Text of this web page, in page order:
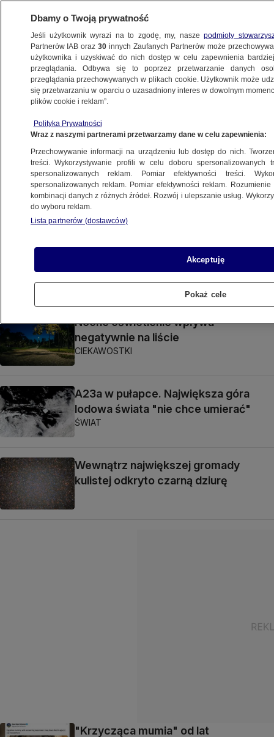
METEO
NAUKA
Najgoręcej od ponad 400 lat. "Świat
traci jedną ze swoich ikon"
"Burze widmo" idą z Niemiec? Nie ma
takiego zjawiska
Anna Kwaśny
Dlaczego rośliny mają kolce?
Naukowcy poznali odpowiedź
Nocne oświetlenie wpływa
negatywnie na liście
CIEKAWOSTKI
A23a w pułapce. Największa góra
lodowa świata "nie chce umierać"
ŚWIAT
Wewnątrz największej gromady
kulistej odkryto czarną dziurę
"Krzycząca mumia" od lat
Dbamy o Twoją prywatność
Jeśli użytkownik wyrazi na to zgodę, my, naszepodmioty
Partnerów IAB oraz30 innych Zaufanych Partnerów może
użytkownika i uzyskiwać do nich dostęp w celu zapewnienia
przeglądania. Odbywa się to poprzez przetwarzanie danych
przeglądania przechowywanych w plikach cookie. Użytkownik może
się przetwarzaniu w oparciu o uzasadniony interes w dowolnym
plików cookie i reklam”.
Polityka Prywatności
Wraz z naszymi partnerami przetwarzamy dane w celu zapewnienia:
Przechowywanie informacji na urządzeniu lub dostęp do nich.
treści. Wykorzystywanie profili w celu doboru spersonalizowanych
spersonalizowanych reklam. Pomiar efektywności treści.
spersonalizowanych reklam. Pomiar efektywności reklam.
kombinacji danych z różnych źródeł. Rozwój i ulepszanie usług.
do wyboru reklam.
Lista partnerów (dostawców)
Akceptuję
Pokaż cele